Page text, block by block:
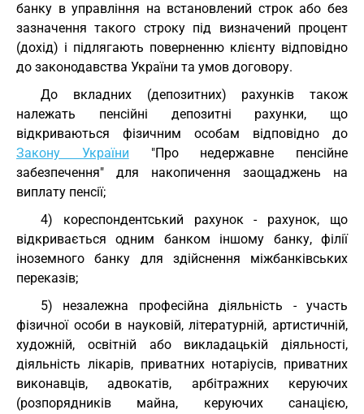
банку в управління на встановлений строк або без
зазначення такого строку під визначений процент
(дохід) і підлягають поверненню клієнту відповідно
до законодавства України та умов договору.
До вкладних (депозитних) рахунків також
належать пенсійні депозитні рахунки, що
відкриваються фізичним особам відповідно до
Закону України "Про недержавне пенсійне
забезпечення" для накопичення заощаджень на
виплату пенсії;
4) кореспондентський рахунок - рахунок, що
відкривається одним банком іншому банку, філії
іноземного банку для здійснення міжбанківських
переказів;
5) незалежна професійна діяльність - участь
фізичної особи в науковій, літературній, артистичній,
художній, освітній або викладацькій діяльності,
діяльність лікарів, приватних нотаріусів, приватних
виконавців, адвокатів, арбітражних керуючих
(розпорядників майна, керуючих санацією,